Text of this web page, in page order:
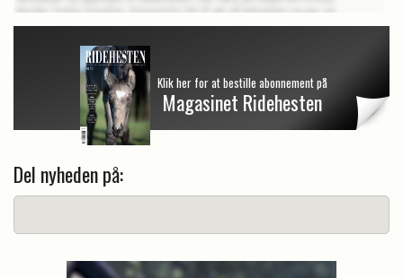
Klik her for at bestille abonnement på
Magasinet Ridehesten
Del nyheden på: